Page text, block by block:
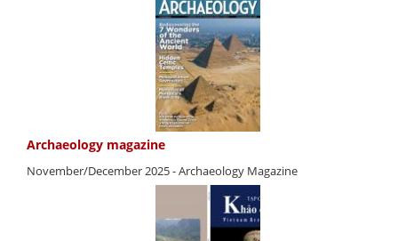
Archaeology magazine
November/December 2025 - Archaeology Magazine